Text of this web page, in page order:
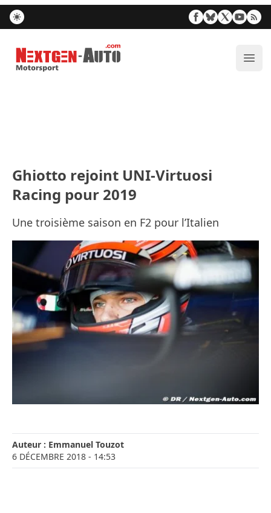
Nextgen-Auto.com
Ghiotto rejoint UNI-Virtuosi
Racing pour 2019
Une troisième saison en F2 pour l’Italien
Auteur : Emmanuel Touzot
6 DÉCEMBRE 2018 - 14:53